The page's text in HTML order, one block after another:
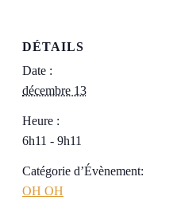
DÉTAILS
Date :
décembre 13
Heure :
6h11 - 9h11
Catégorie d’Évènement:
OH OH